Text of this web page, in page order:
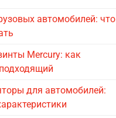
автомобилей: что
Mercury: как
для автомобилей: